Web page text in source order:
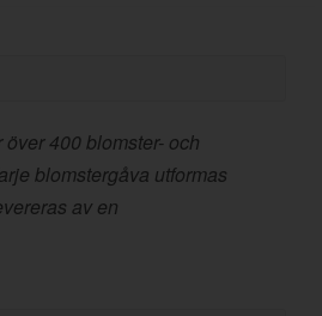
400 blomster- och
blomstergåva utformas
av en